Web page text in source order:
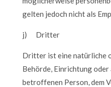
gelten jedoch nicht als
j) Dritter
Dritter ist eine natürliche
Behörde, Einrichtung
betroffenen Person, dem